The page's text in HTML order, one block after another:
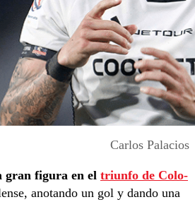
Carlos Palacios
gran figura en el triunfo de Colo-
anotando un gol y dando una